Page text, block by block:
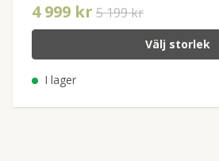
4 999 kr 5 199 kr
Välj storlek
I lager